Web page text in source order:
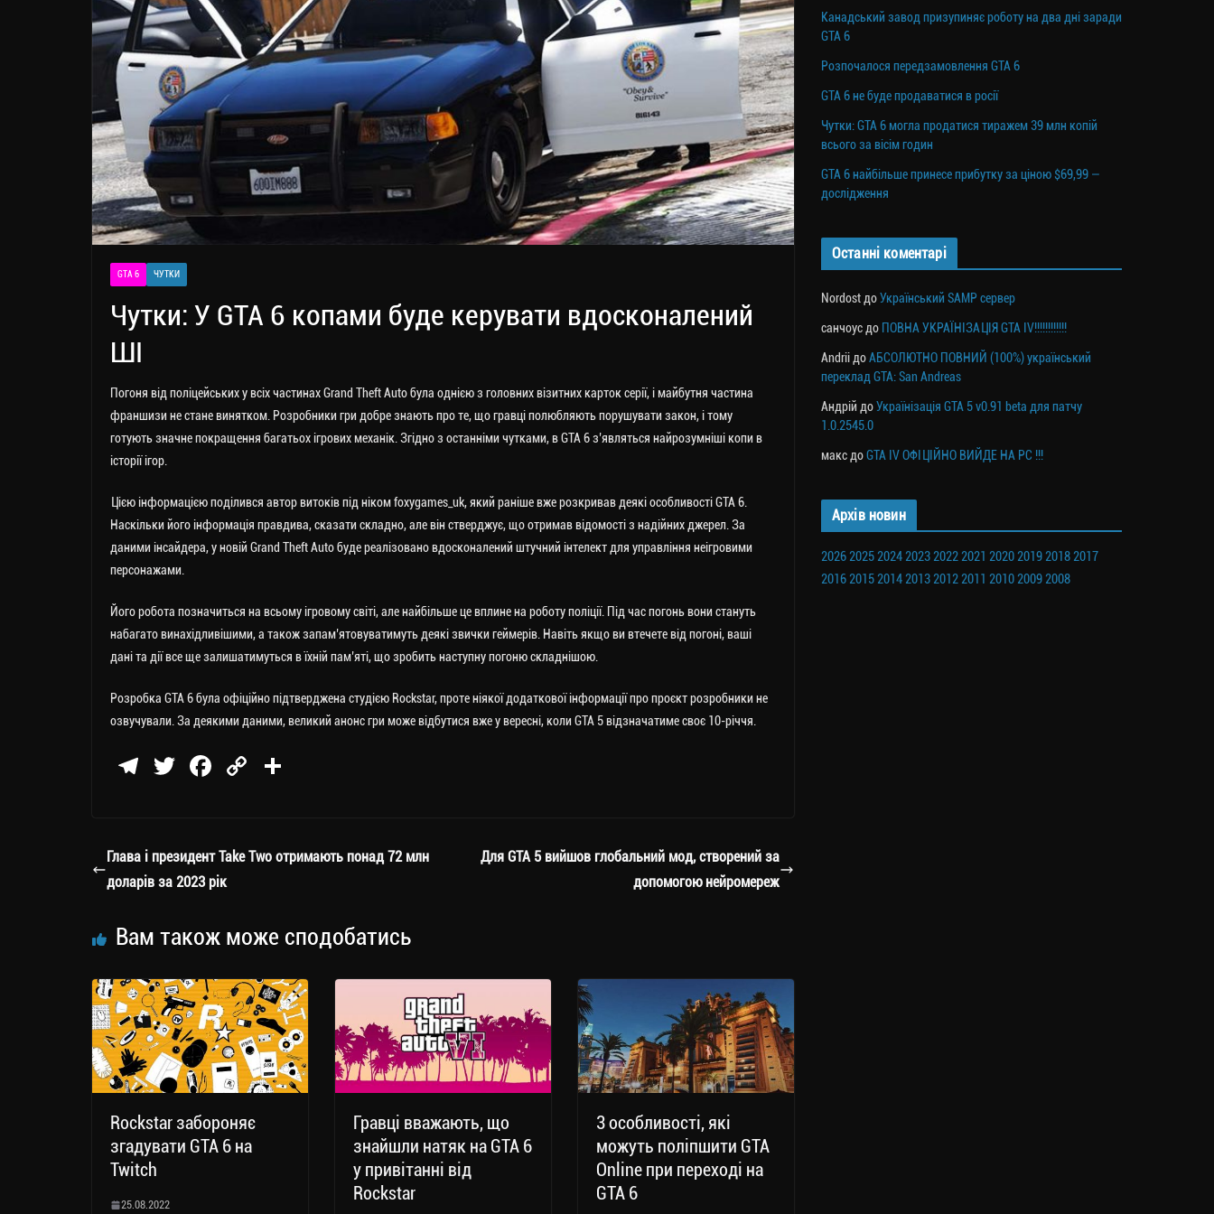
GTA 6 ЧУТКИ
Чутки: У GTA 6 копами буде керувати вдосконалений
ШІ
Погоня від поліцейських у всіх частинах Grand Theft Auto була однією з головних візитних карток серії, і майбутня частина
франшизи не стане винятком. Розробники гри добре знають про те, що гравці полюбляють порушувати закон, і тому
готують значне покращення багатьох ігрових механік. Згідно з останніми чутками, в GTA 6 з’являться найрозумніші копи в
історії ігор.
Цією інформацією поділився автор витоків під ніком foxygames_uk, який раніше вже розкривав деякі особливості GTA 6.
Наскільки його інформація правдива, сказати складно, але він стверджує, що отримав відомості з надійних джерел. За
даними інсайдера, у новій Grand Theft Auto буде реалізовано вдосконалений штучний інтелект для управління неігровими
персонажами.
Його робота позначиться на всьому ігровому світі, але найбільше це вплине на роботу поліції. Під час погонь вони стануть
набагато винахідливішими, а також запам’ятовуватимуть деякі звички геймерів. Навіть якщо ви втечете від погоні, ваші
дані та дії все ще залишатимуться в їхній пам’яті, що зробить наступну погоню складнішою.
Розробка GTA 6 була офіційно підтверджена студією Rockstar, проте ніякої додаткової інформації про проєкт розробники не
озвучували. За деякими даними, великий анонс гри може відбутися вже у вересні, коли GTA 5 відзначатиме своє 10-річчя.
Te
a
m
T
er
Fa
ok
C
Li ли
Глава і президент Take Two отримають понад 72 млн
доларів за 2023 рік
Для GTA 5 вийшов глобальний мод, створений за
допомогою нейромереж
Вам також може сподобатись
Rockstar забороняє
згадувати GTA 6 на
Twitch
25.08.2022
Гравці вважають, що
знайшли натяк на GTA 6
у привітанні від
Rockstar
3 особливості, які
можуть поліпшити GTA
Online при переході на
GTA 6
Канадський завод призупиняє роботу на два дні заради
GTA 6
Розпочалося передзамовлення GTA 6
GTA 6 не буде продаватися в росії
Чутки: GTA 6 могла продатися тиражем 39 млн копій
всього за вісім годин
GTA 6 найбільше принесе прибутку за ціною $69,99 —
дослідження
Останні коментарі
Nordost доУкраїнський SAMP сервер
санчоус до ПОВНА УКРАЇНІЗАЦІЯ GTA IV!!!!!!!!!!!!
Andrii доАБСОЛЮТНО ПОВНИЙ (100%) український
переклад GTA: San Andreas
Андрій доУкраїнізація GTA 5 v0.91 beta для патчу
1.0.2545.0
макс доGTA IV ОФІЦІЙНО ВИЙДЕ НА PC !!!
Архів новин
202620252024202320222021 2020201920182017
201620152014201320122011 201020092008